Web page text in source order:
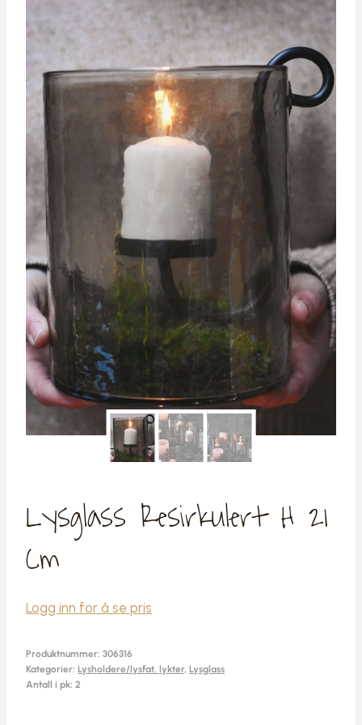
Lysglass Resirkulert H 21
Cm
Logg inn for å se pris
Produktnummer: 306316
Kategorier: Lysholdere/lysfat, lykter, Lysglass
Antall i pk: 2